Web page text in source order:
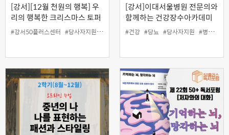
[강서][12월 천원의 행복] 우
리의 행복한 크리스마스 토퍼
만들기
#강서50플러스센터 #당사자지원 #인생설계 #일활동지원 #창업 #창직 #취미
[강서]이대서울병원 전문의와
함께하는 건강장수아카데미
"당뇨" (온라인)
#건강 #당뇨 #당사자지원 #병원